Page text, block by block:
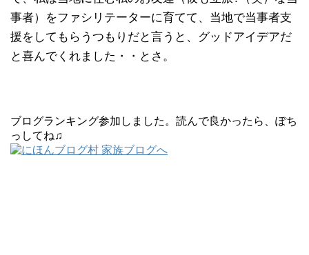
事者）をファシリテーターに育てて、当地で当事者支
援をしてもらうつもりだと言うと、グッドアイデアだ
と喜んでくれました・・とさ。
ブログランキング参加しました。読んで良かったら、ぽち
っしてね♫